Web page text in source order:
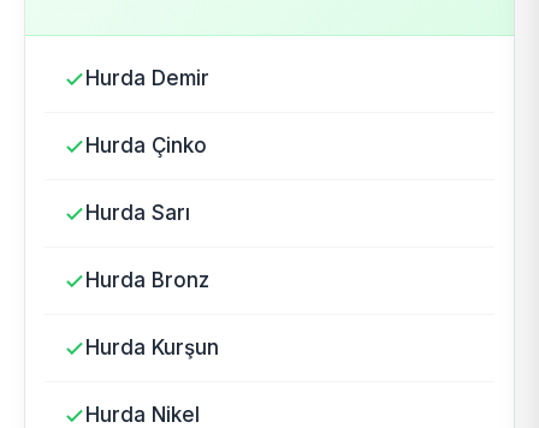
Hurda Demir
Hurda Çinko
Hurda Sarı
Hurda Bronz
Hurda Kurşun
Hurda Nikel